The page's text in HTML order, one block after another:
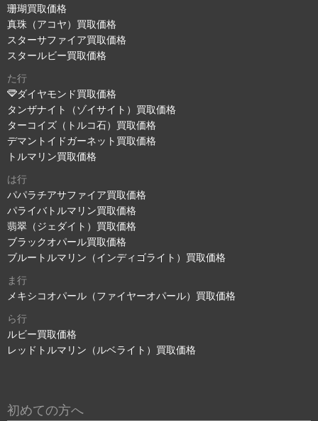
珊瑚買取価格
真珠（アコヤ）買取価格
スターサファイア買取価格
スタールビー買取価格
た行
ダイヤモンド買取価格
タンザナイト（ゾイサイト）買取価格
ターコイズ（トルコ石）買取価格
デマントイドガーネット買取価格
トルマリン買取価格
は行
パパラチアサファイア買取価格
パライバトルマリン買取価格
翡翠（ジェダイト）買取価格
ブラックオパール買取価格
ブルートルマリン（インディゴライト）買取価格
ま行
メキシコオパール（ファイヤーオパール）買取価格
ら行
ルビー買取価格
レッドトルマリン（ルベライト）買取価格
初めての方へ